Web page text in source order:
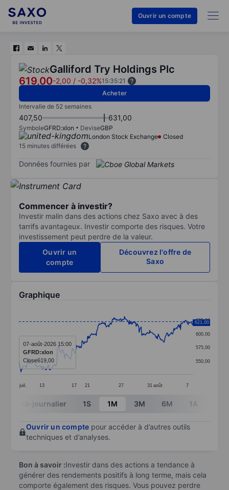
Ouvrir un compte
Galliford Try Holdings Plc
619,00-2,00 / -0,32%15:35:21
Acheter
Intervalle de 52 semaines
407,50 631,00
SymboleGFRD:xlon DeviseGBP
London Stock Exchange
Closed
15 minutes différées
Données fournies par
Commencer à investir?
Investir malin dans des actions chez Saxo avec à des
tarrifs avantageux. Investir comporte des risques. Votre
investissement peut perdre de la valeur.
Ouvrir un
compte
Découvrez l'offre de
Saxo
Graphique
Line chart with 346 data points.
The chart has 1 X axis displaying categories.
The chart has 1 Y axis displaying values. Data
juil. 13 17 21 27 31 août 7
550,00
575,00
600,00
625,00
621,00
07-août-2026 15:00
GFRD:xlon
Close619,00
End of interactive chart.
Intra-journalier 1S 1M 3M 6M 1A
Ouvrir un compte pour accéder à d’autres outils
techniques et d’analyses.
Bon à savoir :Investir dans des actions a tendance à
générer des rendements positifs à long terme, mais cela
comporte également des risques. Vous pouvez perdre